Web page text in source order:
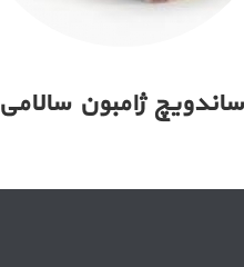
ساندویچ ژامبون سالامی